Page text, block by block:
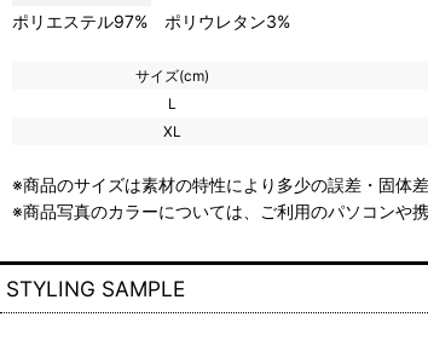
ポリエステル97% ポリウレタン3%
サイズ(cm)
L
XL
※商品のサイズは素材の特性により多少の誤差・固体
※商品写真のカラーについては、ご利用のパソコンや
STYLING SAMPLE